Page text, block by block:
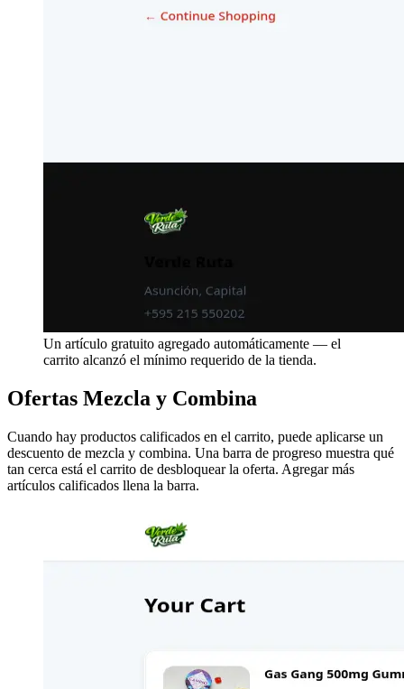
Un artículo gratuito agregado automáticamente — el
carrito alcanzó el mínimo requerido de la tienda.
Ofertas Mezcla y Combina
Cuando hay productos calificados en el carrito, puede aplicarse un
descuento de mezcla y combina. Una barra de progreso muestra qué
tan cerca está el carrito de desbloquear la oferta. Agregar más
artículos calificados llena la barra.